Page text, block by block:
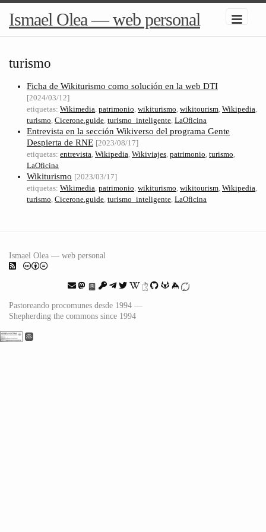
Ismael Olea — web personal
turismo
Ficha de Wikiturismo como solución en la web DTI
[2024/03/12]
etiquetas: Wikimedia, patrimonio, wikiturismo, wikitourism, Wikipedia,
turismo, Cicerone.guide, turismo_inteligente, LaOficina
Entrevista en la sección Wikiverso del programa Gente
Despierta de RNE [2023/08/17]
etiquetas: entrevista, Wikipedia, Wikiviajes, patrimonio, turismo,
LaOficina
Wikiturismo [2023/03/17]
etiquetas: Wikimedia, patrimonio, wikiturismo, wikitourism, Wikipedia,
turismo, Cicerone.guide, turismo_inteligente, LaOficina
Ismael Olea — web personal
Pastoreando procomunes desde 1994 —
Shepherding the commons since 1994